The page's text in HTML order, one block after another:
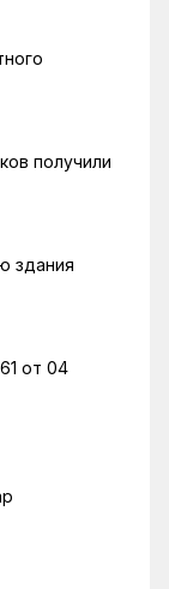
получили
здания
от 04